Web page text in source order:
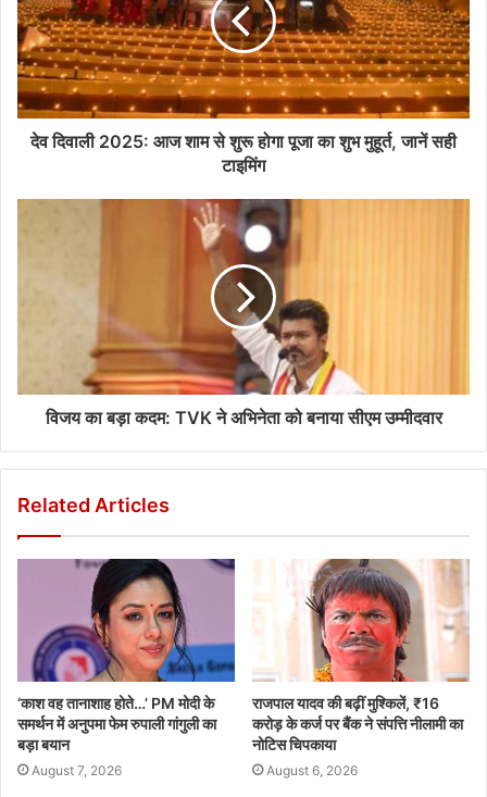
देव दिवाली 2025: आज शाम से शुरू होगा पूजा का शुभ मुहूर्त, जानें सही
टाइमिंग
विजय का बड़ा कदम: TVK ने अभिनेता को बनाया सीएम उम्मीदवार
Related Articles
‘काश वह तानाशाह होते…’ PM मोदी के
समर्थन में अनुपमा फेम रुपाली गांगुली का
बड़ा बयान
August 7, 2026
राजपाल यादव की बढ़ीं मुश्किलें, ₹16
करोड़ के कर्ज पर बैंक ने संपत्ति नीलामी का
नोटिस चिपकाया
August 6, 2026